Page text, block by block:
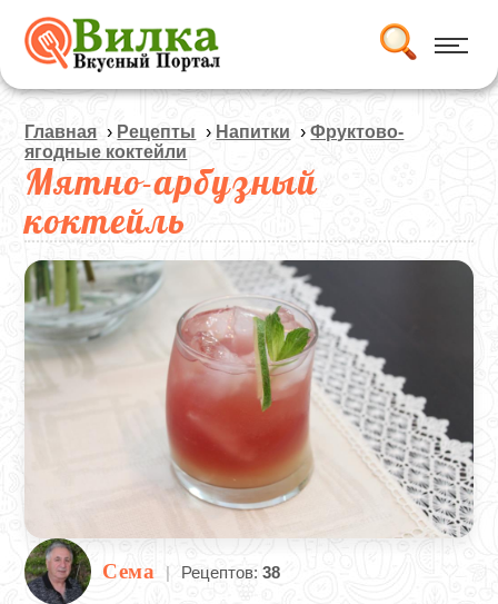
Главная › Рецепты › Напитки ›Фруктово-
ягодные коктейли
Мятно-арбузный
коктейль
Сема | Рецептов:38